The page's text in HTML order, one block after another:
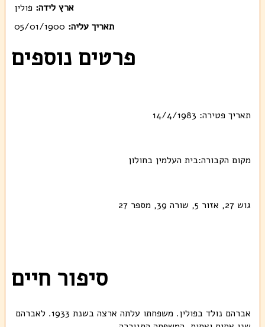
ארץ לידה: פולין
תאריך עליה: 05/01/1900
פרטים נוספים
תאריך פטירה: 14/4/1983
מקום הקבורה:בית העלמין בחולון
גוש 27, אזור 5, שורה 39, מספר 27
סיפור חיים
אברהם נולד בפולין. משפחתו עלתה ארצה בשנת 1933. לאברהם